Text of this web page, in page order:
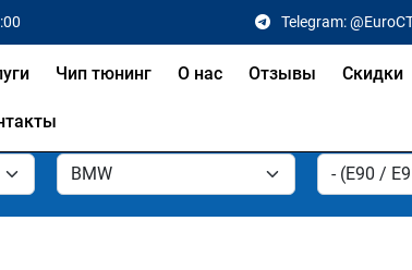
Telegram:
Чип тюнинг О нас Отзывы Скидки